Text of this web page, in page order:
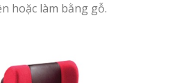
hoặc làm bằng gỗ.